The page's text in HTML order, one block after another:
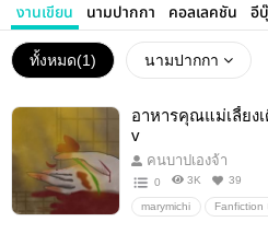
งานเขียน นามปากกา คอลเลคชัน อี
ทั้งหมด(1) นามปากกา
อาหารคุณแม่เลี้ยง
v
คนบาปเองจ้า
0 3K 39
marymichi